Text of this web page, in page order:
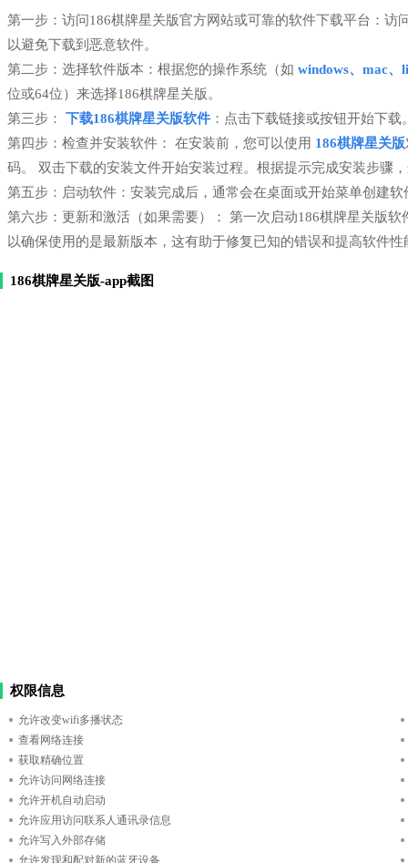
第一步：访问186棋牌星关版官方网站或可靠的软件下载平台：
以避免下载到恶意软件。
第二步：选择软件版本：根据您的操作系统（如 windows、mac、
位或64位）来选择186棋牌星关版。
第三步： 下载186棋牌星关版软件 ：点击下载链接或按钮开始下
第四步：检查并安装软件： 在安装前，您可以使用 186棋牌星关版
码。 双击下载的安装文件开始安装过程。根据提示完成安装步骤
第五步：启动软件：安装完成后，通常会在桌面或开始菜单创建
第六步：更新和激活（如果需要）： 第一次启动186棋牌星关版
以确保使用的是最新版本，这有助于修复已知的错误和提高软件性
186棋牌星关版-app截图
权限信息
允许改变wifi多播状态
查看网络连接
获取精确位置
允许访问网络连接
允许开机自动启动
允许应用访问联系人通讯录信息
允许写入外部存储
允许发现和配对新的蓝牙设备